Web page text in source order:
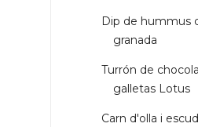
Dip de hummus
granada
Turrón de
galletas Lotus
Carn d'olla i